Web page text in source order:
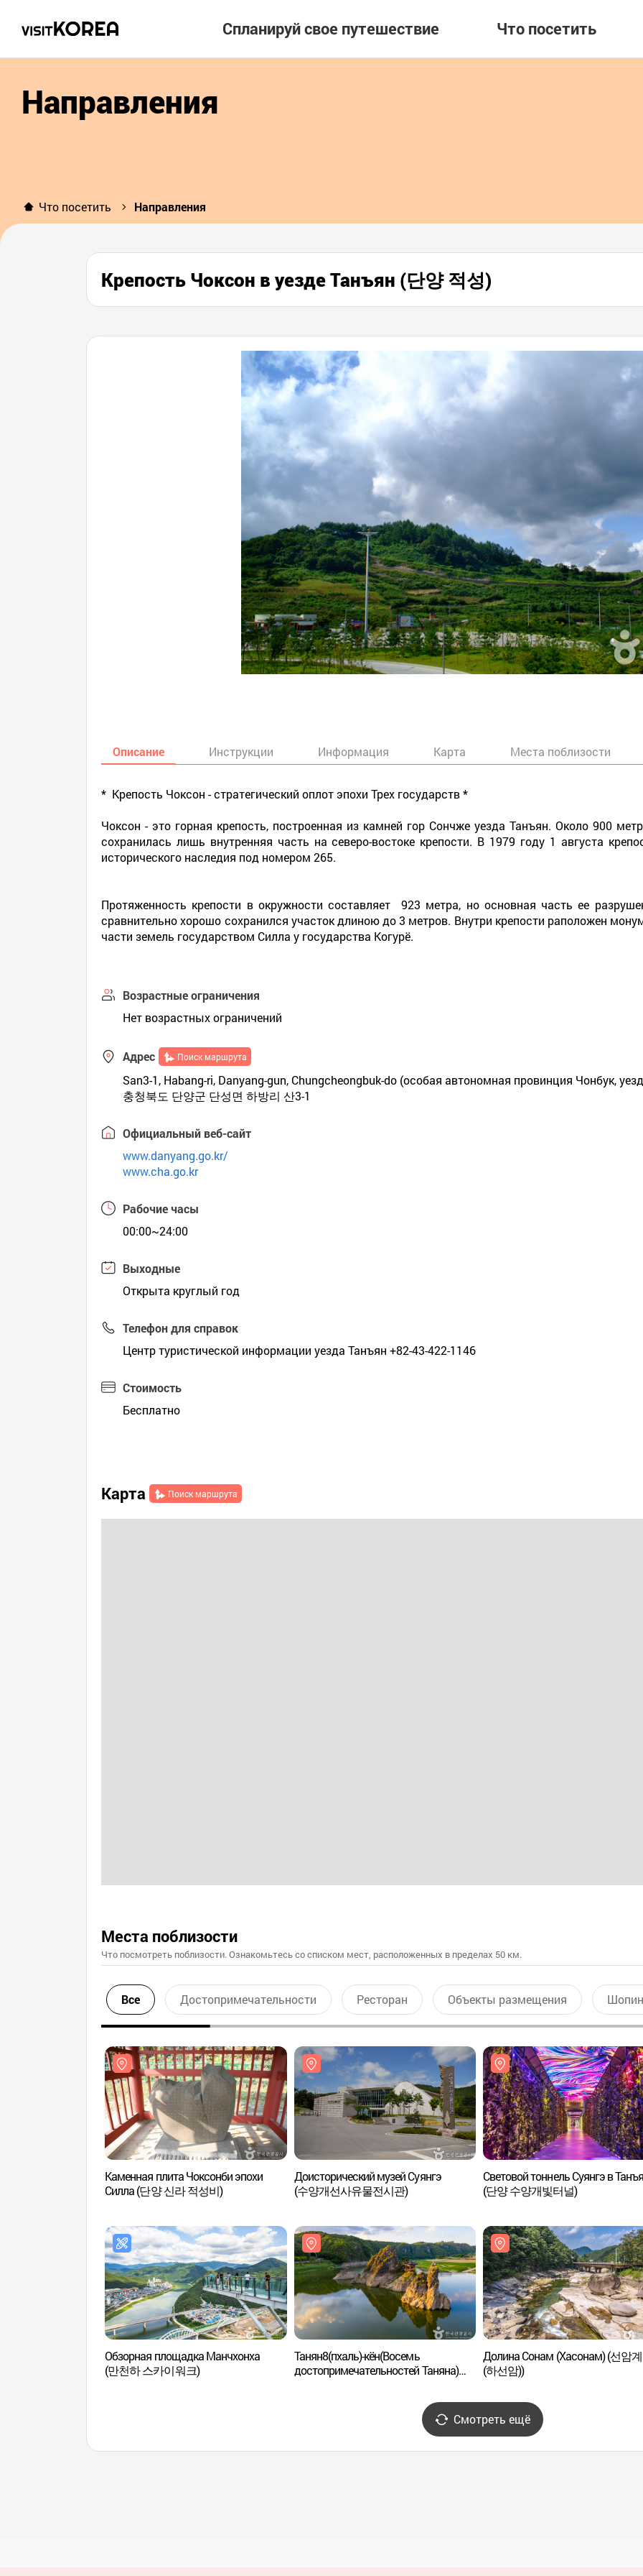
Спланируй свое путешествие Что посетить
Направления
Что посетить Направления
Крепость Чоксон в уезде Танъян (단양 적성)
Описание Инструкции Информация Карта Места поблизости
* Крепость Чоксон - стратегический оплот эпохи Трех государств *
Чоксон - это горная крепость, построенная из камней гор Сончже уезда Танъян. Около 900
сохранилась лишь внутренняя часть на северо-востоке крепости. В 1979 году 1 августа
исторического наследия под номером 265.
Протяженность крепости в окружности составляет 923 метра, но основная часть ее
сравнительно хорошо сохранился участок длиною до 3 метров. Внутри крепости раположен
части земель государством Силла у государства Когурё.
Возрастные ограничения
Нет возрастных ограничений
Адрес Поиск маршрута
San3-1, Habang-ri, Danyang-gun, Chungcheongbuk-do (особая автономная провинция Чонбук,
충청북도 단양군 단성면 하방리 산3-1
Официальный веб-сайт
www.danyang.go.kr/
www.cha.go.kr
Рабочие часы
00:00~24:00
Выходные
Открыта круглый год
Телефон для справок
Центр туристической информации уезда Танъян +82-43-422-1146
Стоимость
Бесплатно
Карта Поиск маршрута
Места поблизости
Что посмотреть поблизости. Ознакомьтесь со списком мест, расположенных в пределах 50 км.
Все Достопримечательности Ресторан Объекты размещения
Каменная плита Чоксонби эпохи
Силла (단양 신라 적성비)
Доисторический музей Суянгэ
(수양개선사유물전시관)
Световой тоннель Суянгэ в
(단양 수양개빛터널)
Обзорная площадка Манчхонха
(만천하 스카이워크)
Танян8(пхаль)-кён(Восемь
достопримечательностей Таняна)
Долина Сонам (Хасонам) (선암
(하선암))
Смотреть ещё